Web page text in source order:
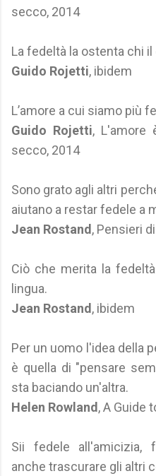
secco, 2014
La fedeltà la ostenta chi
Guido Rojetti, ibidem
L’amore a cui siamo più
Guido Rojetti, L'amore
secco, 2014
Sono grato agli altri
aiutano a restar fedele a
Jean Rostand , Pensieri
Ciò che merita la
lingua.
Jean Rostand , ibidem
Per un uomo l'idea della
è quella di "pensare
sta baciando un'altra.
Helen Rowland , A Guide
Sii fedele all'amicizia,
anche trascurare gli altri